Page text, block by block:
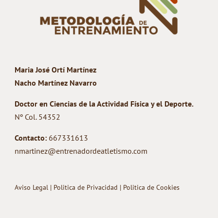
Maria José Ortí Martínez
Nacho Martínez Navarro
Doctor en Ciencias de la Actividad Física y el Deporte.
Nº Col. 54352
Contacto: 667331613
nmartinez@entrenadordeatletismo.com
Aviso Legal | Politica de Privacidad | Politica de Cookies